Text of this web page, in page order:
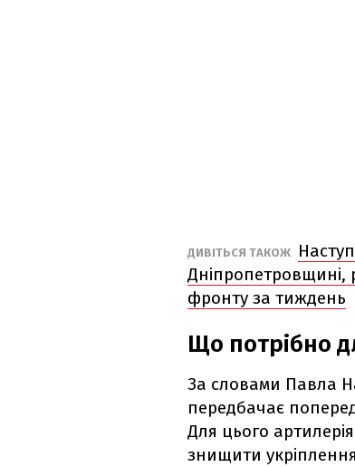
ДИВІТЬСЯ ТАКОЖ
Дніпропетровщині,
фронту за тиждень
Що потрібно
За словами Павла
передбачає
Для цього
знищити